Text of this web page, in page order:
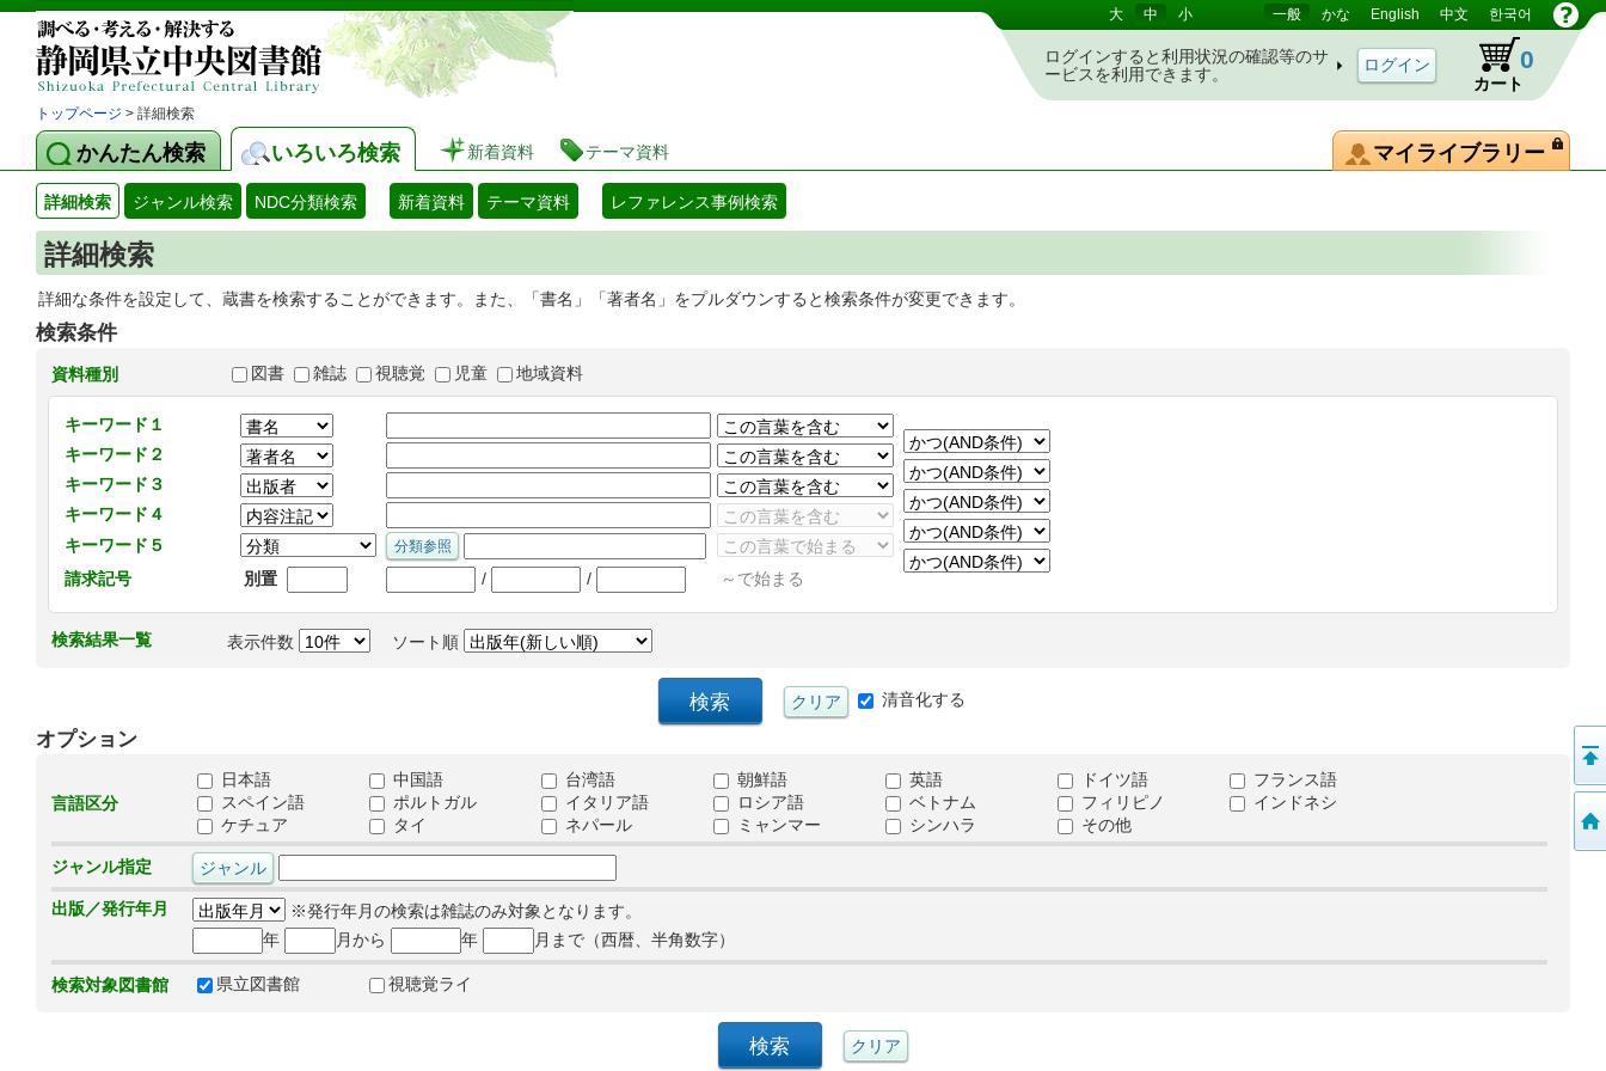
静岡県立図書館 蔵書検索・予約システム 大 中 小 一般 かな English 中文 한국어
ログインすると利用状況の確認等のサ
ービスを利用できます。
カート
0
トップページ > 詳細検索
かんたん検索 いろいろ検索 新着資料 テーマ資料 マイライブラリー
詳細検索 ジャンル検索 NDC分類検索 新着資料 テーマ資料 レファレンス事例検索
詳細検索
詳細な条件を設定して、蔵書を検索することができます。また、「書名」「著者名」をプルダウンすると検索条件が変更できます。
検索条件
資料種別 図書 雑誌 視聴覚 児童 地域資料
キーワード１
キーワード２
キーワード３
キーワード４
キーワード５
請求記号
別置 / / ～で始まる
検索結果一覧 表示件数 ソート順
清音化する
オプション
言語区分
日本語 中国語 台湾語 朝鮮語 英語 ドイツ語
フランス語
スペイン語
ポルトガル イタリア語 ロシア語 ベトナム フィリピノ
インドネシ
ケチュア
タイ ネパール ミャンマー シンハラ その他
ジャンル指定
出版／発行年月
※発行年月の検索は雑誌のみ対象となります。
年
月から 年 月まで（西暦、半角数字）
検索対象図書館 県立図書館 視聴覚ライ